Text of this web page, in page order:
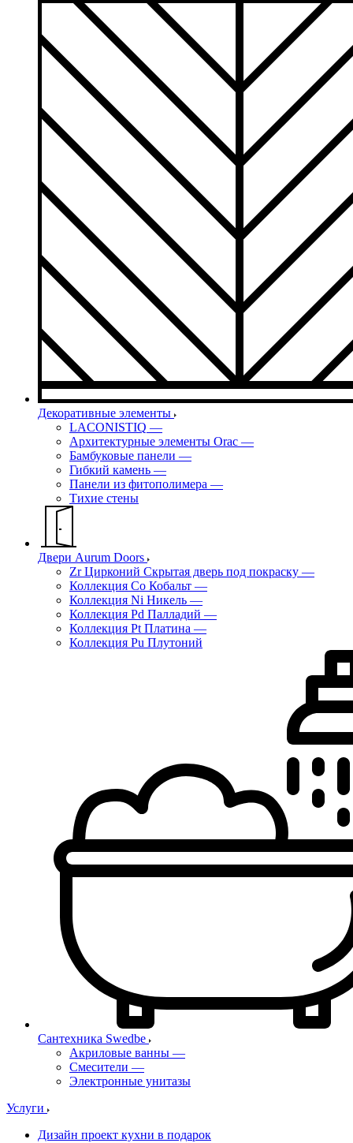
Декоративные элементы
LACONISTIQ —
Архитектурные элементы Orac —
Бамбуковые панели —
Гибкий камень —
Панели из фитополимера —
Тихие стены
Двери Aurum Doors
Zr Цирконий Скрытая дверь под покраску —
Коллекция Co Кобальт —
Коллекция Ni Никель —
Коллекция Pd Палладий —
Коллекция Pt Платина —
Коллекция Pu Плутоний
Сантехника Swedbe
Акриловые ванны —
Смесители —
Электронные унитазы
Услуги
Дизайн проект кухни в подарок